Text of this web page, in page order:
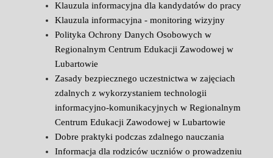
Klauzula informacyjna dla kandydatów do pracy
Klauzula informacyjna - monitoring wizyjny
Polityka Ochrony Danych Osobowych w
Regionalnym Centrum Edukacji Zawodowej w
Lubartowie
Zasady bezpiecznego uczestnictwa w zajęciach
zdalnych z wykorzystaniem technologii
informacyjno-komunikacyjnych w Regionalnym
Centrum Edukacji Zawodowej w Lubartowie
Dobre praktyki podczas zdalnego nauczania
Informacja dla rodziców uczniów o prowadzeniu